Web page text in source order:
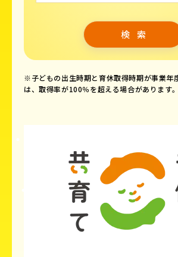
※子どもの出生時期と育休取得時期が事業年
は、取得率が100％を超える場合があります。